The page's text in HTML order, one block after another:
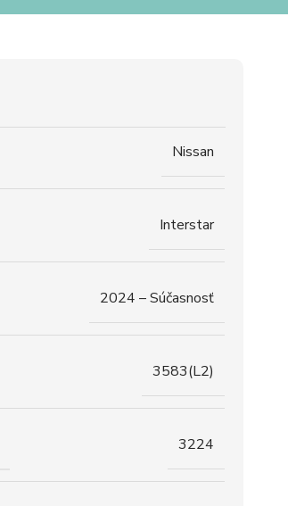
Nissan
Interstar
2024 – Súčasnosť
3583(L2)
3224